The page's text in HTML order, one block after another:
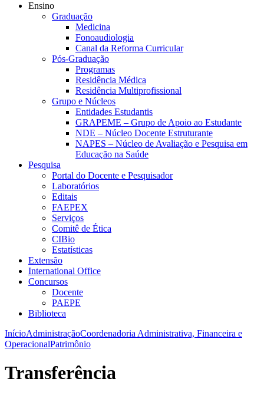
Ensino
Graduação
Medicina
Fonoaudiologia
Canal da Reforma Curricular
Pós-Graduação
Programas
Residência Médica
Residência Multiprofissional
Grupo e Núcleos
Entidades Estudantis
GRAPEME – Grupo de Apoio ao Estudante
NDE – Núcleo Docente Estruturante
NAPES – Núcleo de Avaliação e Pesquisa em
Educação na Saúde
Pesquisa
Portal do Docente e Pesquisador
Laboratórios
Editais
FAEPEX
Serviços
Comitê de Ética
CIBio
Estatísticas
Extensão
International Office
Concursos
Docente
PAEPE
Biblioteca
InícioAdministraçãoCoordenadoria Administrativa, Financeira e
OperacionalPatrimônio
Transferência